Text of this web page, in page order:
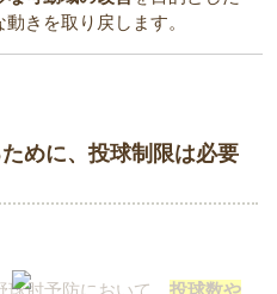
きを取り戻します。
めに、投球制限は必要